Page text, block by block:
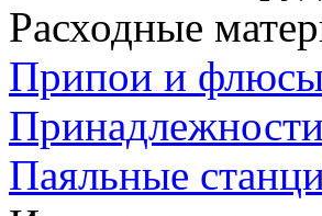
Расходные
Припои и
Принадлежности
Паяльные